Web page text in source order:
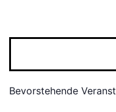
Bevorstehende